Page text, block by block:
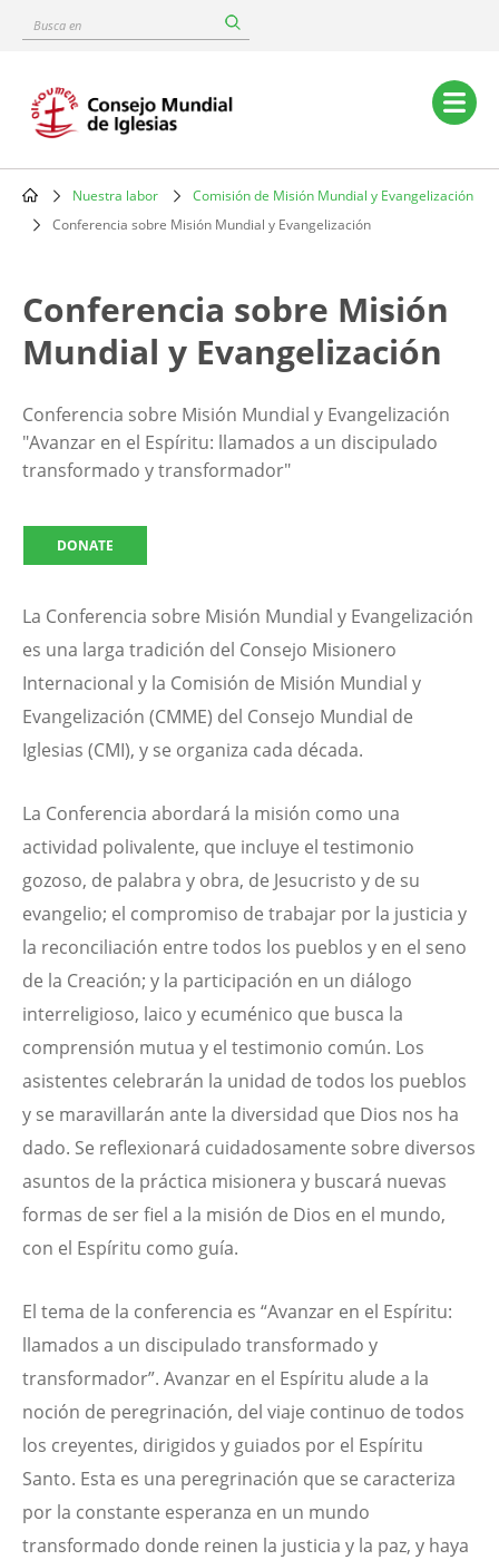
content
Busca
Main
navigation
Breadcrumb
Nuestra labor
Comisión de Misión Mundial y Evangelización
Conferencia sobre Misión Mundial y Evangelización
Conferencia sobre Misión
Mundial y Evangelización
Conferencia sobre Misión Mundial y Evangelización
"Avanzar en el Espíritu: llamados a un discipulado
transformado y transformador"
DONATE
La Conferencia sobre Misión Mundial y Evangelización
es una larga tradición del Consejo Misionero
Internacional y la Comisión de Misión Mundial y
Evangelización (CMME) del Consejo Mundial de
Iglesias (CMI), y se organiza cada década.
La Conferencia abordará la misión como una
actividad polivalente, que incluye el testimonio
gozoso, de palabra y obra, de Jesucristo y de su
evangelio; el compromiso de trabajar por la justicia y
la reconciliación entre todos los pueblos y en el seno
de la Creación; y la participación en un diálogo
interreligioso, laico y ecuménico que busca la
comprensión mutua y el testimonio común. Los
asistentes celebrarán la unidad de todos los pueblos
y se maravillarán ante la diversidad que Dios nos ha
dado. Se reflexionará cuidadosamente sobre diversos
asuntos de la práctica misionera y buscará nuevas
formas de ser fiel a la misión de Dios en el mundo,
con el Espíritu como guía.
El tema de la conferencia es “Avanzar en el Espíritu:
llamados a un discipulado transformado y
transformador”. Avanzar en el Espíritu alude a la
noción de peregrinación, del viaje continuo de todos
los creyentes, dirigidos y guiados por el Espíritu
Santo. Esta es una peregrinación que se caracteriza
por la constante esperanza en un mundo
transformado donde reinen la justicia y la paz, y haya